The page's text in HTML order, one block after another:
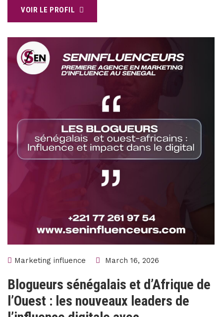
VOIR LE PROFIL
Marketing influence March 16, 2026
Blogueurs sénégalais et d’Afrique de
l’Ouest : les nouveaux leaders de